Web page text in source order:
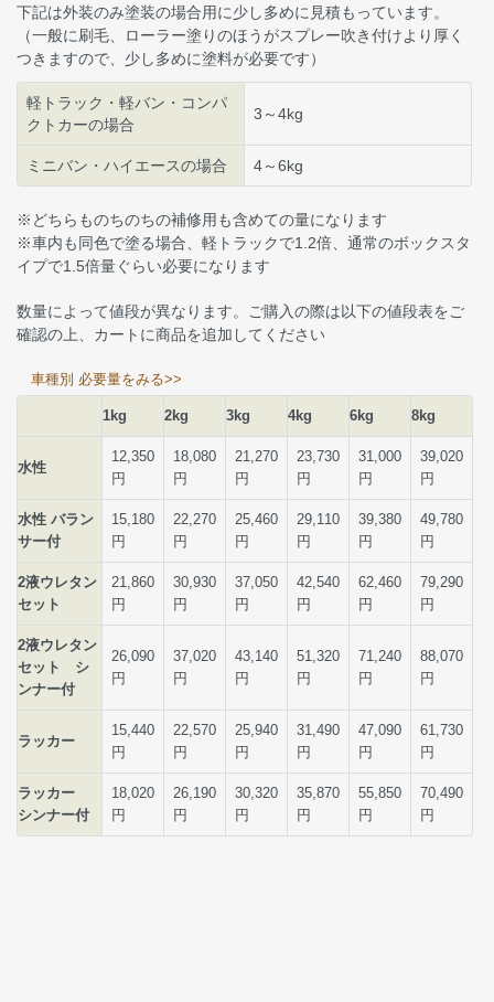
下記は外装のみ塗装の場合用に少し多めに見積もっています。
（一般に刷毛、ローラー塗りのほうがスプレー吹き付けより厚く
つきますので、少し多めに塗料が必要です）
軽トラック・軽バン・コンパ
クトカーの場合
3～4kg
ミニバン・ハイエースの場合 4～6kg
※どちらものちのちの補修用も含めての量になります
※車内も同色で塗る場合、軽トラックで1.2倍、通常のボックスタ
イプで1.5倍量ぐらい必要になります
数量によって値段が異なります。ご購入の際は以下の値段表をご
確認の上、カートに商品を追加してください
車種別 必要量をみる>>